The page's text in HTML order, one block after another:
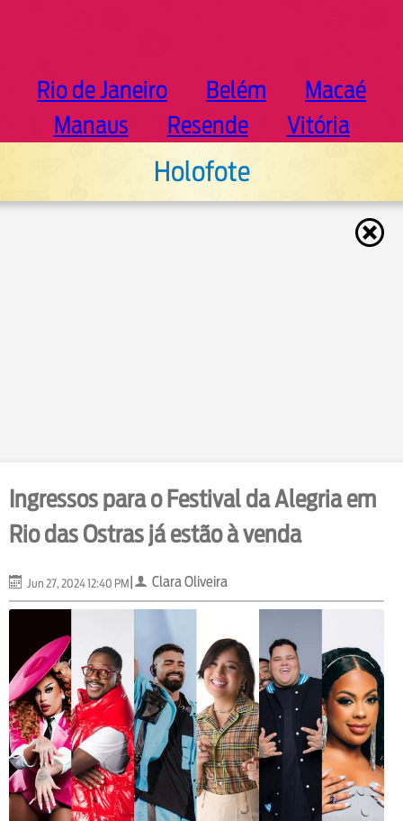
Rio de Janeiro Belém
Macaé
Manaus
Resende Vitória
Holofote
Ingressos para o Festival da Alegria em
Rio das Ostras já estão à venda
Jun 27, 2024 12:40 PM| Clara Oliveira